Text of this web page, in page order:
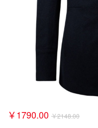
￥1790.00 ￥2148.00